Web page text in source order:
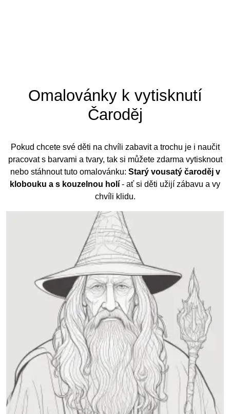
Omalovánky k vytisknutí
Čaroděj
Pokud chcete své děti na chvíli zabavit a trochu je i naučit
pracovat s barvami a tvary, tak si můžete zdarma vytisknout
nebo stáhnout tuto omalovánku: Starý vousatý čaroděj v
klobouku a s kouzelnou holí - ať si děti užijí zábavu a vy
chvíli klidu.